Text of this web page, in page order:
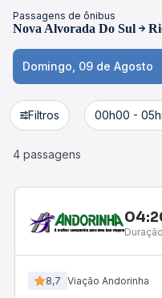
Passagens de ônibus
Nova Alvorada Do Sul
Domingo, 09 de Agosto
Filtros 00h00 -
4 passagens
8,7 Viação Andorinha